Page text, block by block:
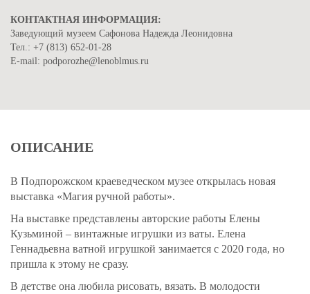
КОНТАКТНАЯ ИНФОРМАЦИЯ:
Заведующий музеем Сафонова Надежда Леонидовна
Тел.: +7 (813) 652-01-28
Е-mail: podporozhe@lenoblmus.ru
ОПИСАНИЕ
В Подпорожском краеведческом музее открылась новая
выставка «Магия ручной работы».
На выставке представлены авторские работы Елены
Кузьминой – винтажные игрушки из ваты. Елена
Геннадьевна ватной игрушкой занимается с 2020 года, но
пришла к этому не сразу.
В детстве она любила рисовать, вязать. В молодости